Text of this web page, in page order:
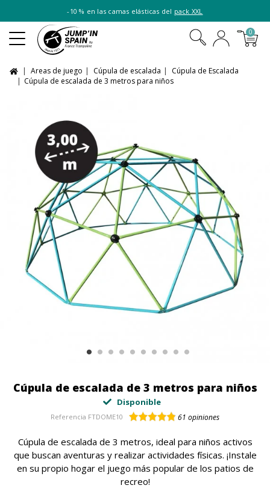
-10 % en las camas elásticas del pack XXL
0
Areas de juego Cúpula de escalada
Cúpula de Escalada
Cúpula de escalada de 3 metros para niños
Cúpula de escalada de 3 metros para niños
Disponible
Referencia FTDOME10 61 opiniones
Cúpula de escalada de 3 metros, ideal para niños activos
que buscan aventuras y realizar actividades físicas. ¡Instale
en su propio hogar el juego más popular de los patios de
recreo!